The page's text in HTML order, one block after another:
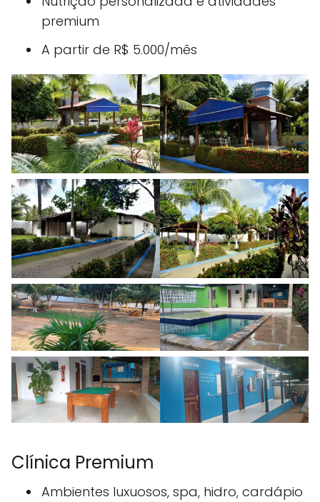
premium
A partir de R$ 5.000/mês
Clínica Premium
Ambientes luxuosos, spa, hidro, cardápio